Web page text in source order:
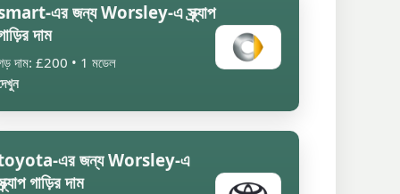
এর জন্য Worsley-এ স্ক্র্যাপ
দাম
দাম: £200 • 1 মডেল
এর জন্য Worsley-এ
গাড়ির দাম